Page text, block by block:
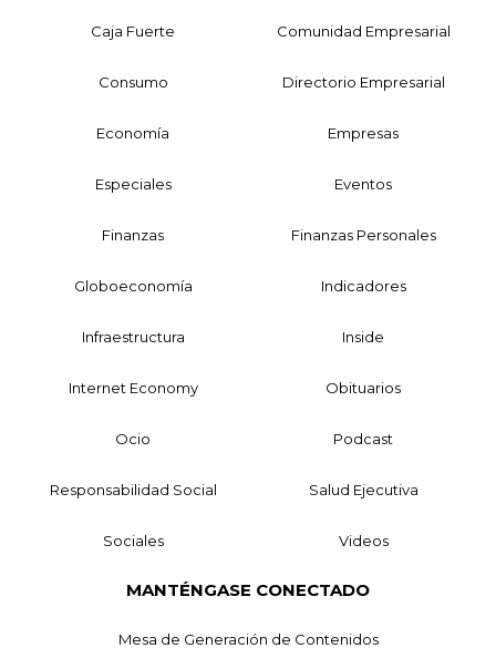
Caja Fuerte Comunidad Empresarial
Consumo Directorio Empresarial
Economía Empresas
Especiales Eventos
Finanzas Finanzas Personales
Globoeconomía Indicadores
Infraestructura Inside
Internet Economy Obituarios
Ocio Podcast
Responsabilidad Social Salud Ejecutiva
Sociales Videos
MANTÉNGASE CONECTADO
Mesa de Generación de Contenidos